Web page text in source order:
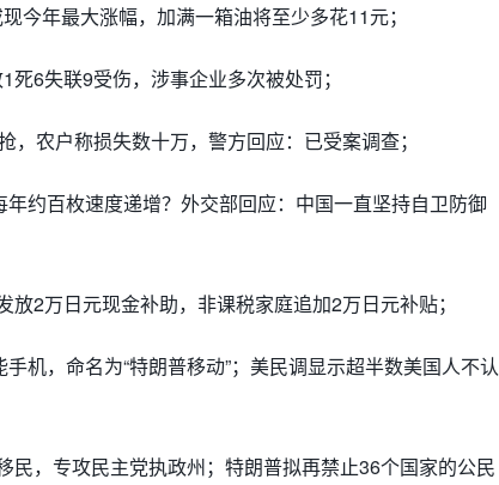
今年最大涨幅，加满一箱油将至少多花11元；
6失联9受伤，涉事企业多次被处罚；
农户称损失数十万，警方回应：已受案调查；
约百枚速度递增？外交部回应：中国一直坚持自卫防御
2万日元现金补助，非课税家庭追加2万日元补贴；
机，命名为“特朗普移动”；美民调显示超半数美国人不认
民，专攻民主党执政州；特朗普拟再禁止36个国家的公民